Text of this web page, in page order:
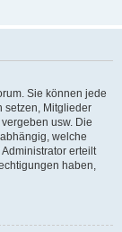
Sie können jede
setzen, Mitglieder
usw. Die
welche
erteilt
haben,